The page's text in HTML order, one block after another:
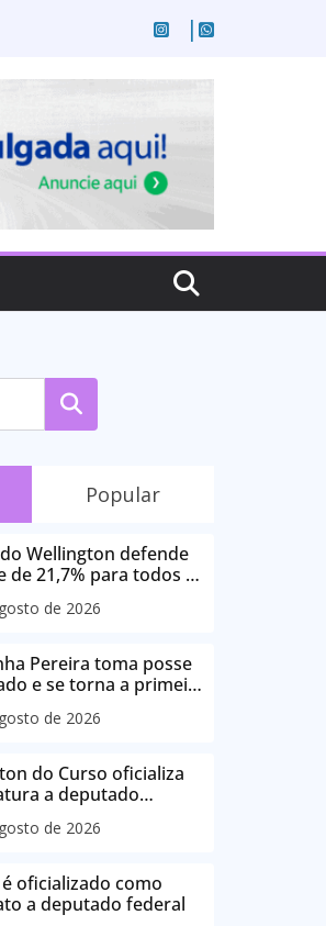
Pesquisar
Popular
Wellington defende
de 21,7% para todos os
públicos e
do Maranhão
de 2026
Pereira toma posse
e se torna a primeira
de Coroatá
de 2026
do Curso oficializa
a deputado
e reafirma
com o povo do
de 2026
oficializado como
a deputado federal